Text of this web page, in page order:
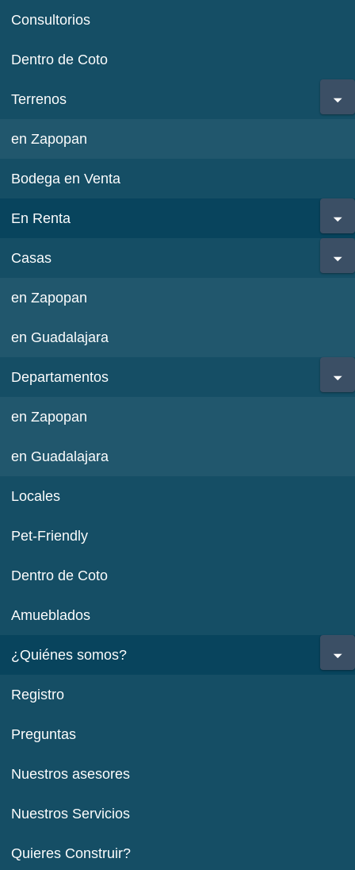
Consultorios
Dentro de Coto
Terrenos
en Zapopan
Bodega en Venta
En Renta
Casas
en Zapopan
en Guadalajara
Departamentos
en Zapopan
en Guadalajara
Locales
Pet-Friendly
Dentro de Coto
Amueblados
¿Quiénes somos?
Registro
Preguntas
Nuestros asesores
Nuestros Servicios
Quieres Construir?